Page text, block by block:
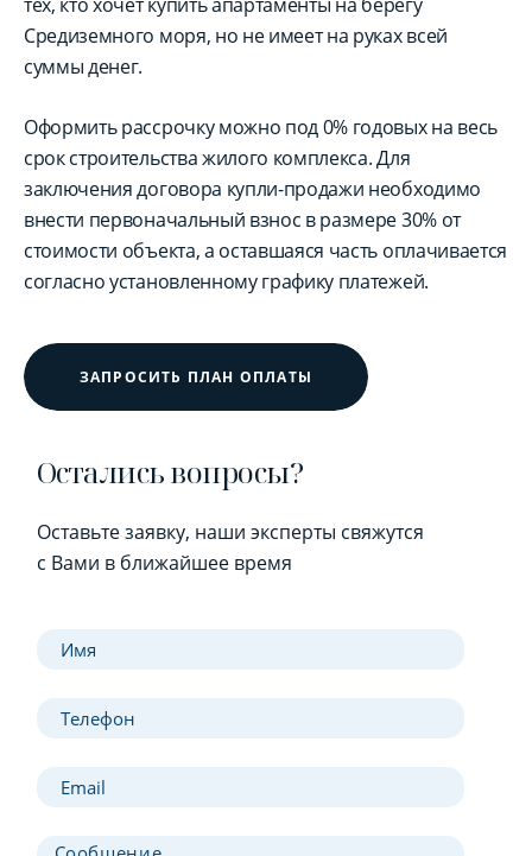
Средиземного моря, но не имеет на руках всей
суммы денег.
Оформить рассрочку можно под 0% годовых на весь
срок строительства жилого комплекса. Для
заключения договора купли-продажи необходимо
внести первоначальный взнос в размере 30% от
стоимости объекта, а оставшаяся часть оплачивается
согласно установленному графику платежей.
ЗАПРОСИТЬ ПЛАН ОПЛАТЫ
Остались вопросы?
Оставьте заявку, наши эксперты свяжутся
с Вами в ближайшее время